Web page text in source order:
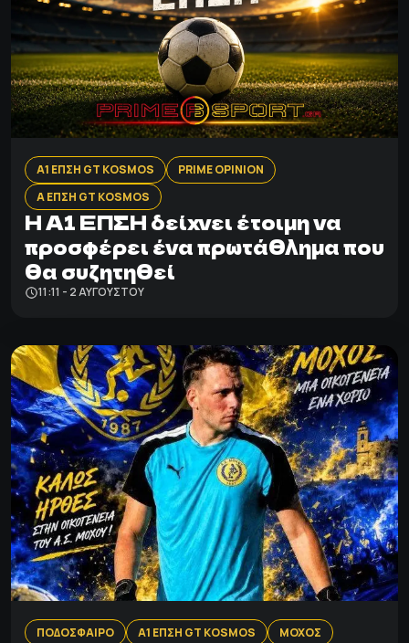
Α1 ΕΠΣΗ GT KOSMOS
PRIME OPINION
Α ΕΠΣΗ GT KOSMOS
Η Α1 ΕΠΣΗ δείχνει έτοιμη να
προσφέρει ένα πρωτάθλημα που
θα συζητηθεί
11:11 - 2 ΑΥΓΟΎΣΤΟΥ
ΠΟΔΟΣΦΑΙΡΟ Α1 ΕΠΣΗ GT KOSMOS ΜΟΧΟΣ